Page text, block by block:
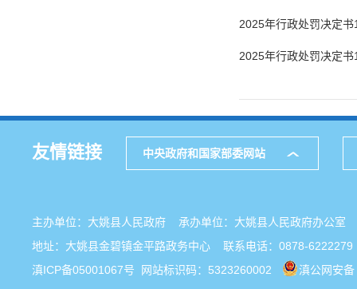
2025年行政处罚决定书
2025年行政处罚决定书
友情链接 中央政府和国家部委网站
主办单位：大姚县人民政府 承办单位：大姚县人民政府办公
地址：大姚县金碧镇金平路政务中心 联系电话：0878-6222279
滇ICP备05001067号 网站标识码：5323260002 滇公网安